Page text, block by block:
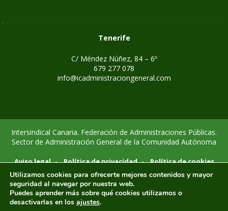
Tenerife
C/ Méndez Núñez, 84 – 6º
679 277 078
info@icadministraciongeneral.com
Intersindical Canaria. Federación de Administraciones Públicas.
Sector de Administración General de la Comunidad Autónoma
Aviso legal-Política de privacidad-Política de cookies
Utilizamos cookies para ofrecerte mejores contenidos y mayor
seguridad al navegar por nuestra web.
Puedes aprender más sobre qué cookies utilizamos o
desactivarlas en los ajustes.